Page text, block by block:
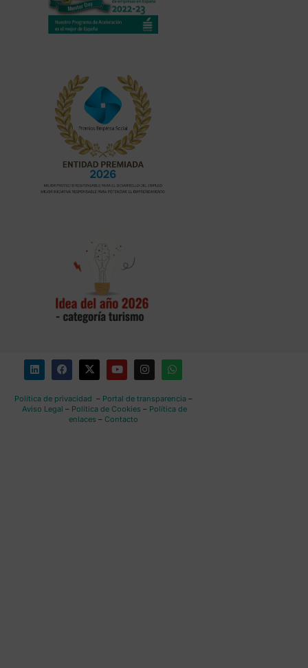
Política de privacidad – Portal de transparencia–
Aviso Legal – Política de Cookies – Política de
enlaces – Contacto